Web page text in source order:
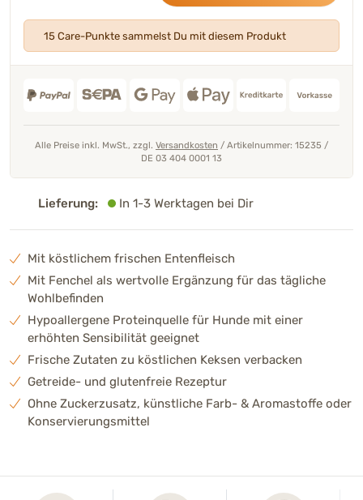
Mit köstlichem frischen Entenfleisch
Mit Fenchel als wertvolle Ergänzung für das tägliche
Wohlbefinden
Hypoallergene Proteinquelle für Hunde mit einer
erhöhten Sensibilität geeignet
Frische Zutaten zu köstlichen Keksen verbacken
Getreide- und glutenfreie Rezeptur
Ohne Zuckerzusatz, künstliche Farb- & Aromastoffe oder
Konservierungsmittel
15 Care-Punkte sammelst Du mit diesem Produkt
Alle Preise inkl. MwSt., zzgl. Versandkosten / Artikelnummer: 15235 /
DE 03 404 0001 13
Lieferung: In 1-3 Werktagen bei Dir